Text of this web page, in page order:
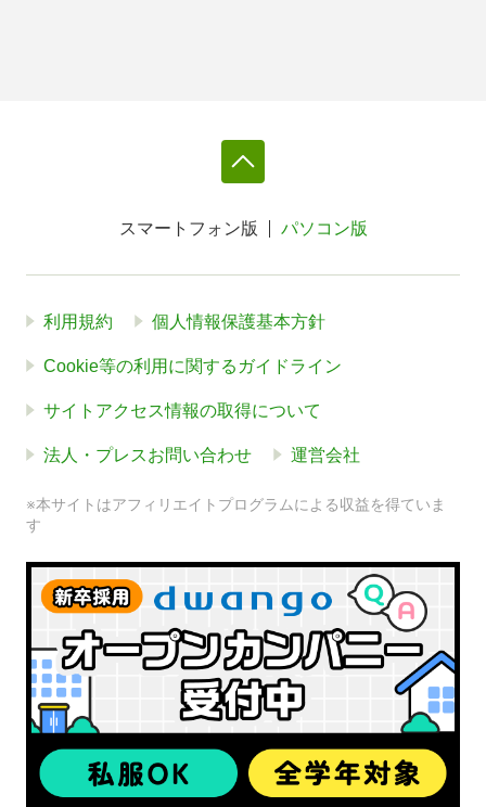
スマートフォン版 パソコン版
利用規約 個人情報保護基本方針
Cookie等の利用に関するガイドライン
サイトアクセス情報の取得について
法人・プレスお問い合わせ 運営会社
※本サイトはアフィリエイトプログラムによる収益を得ていま
す